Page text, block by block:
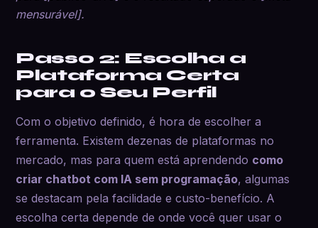
mensurável].
Passo 2: Escolha a
Plataforma Certa
para o Seu Perfil
Com o objetivo definido, é hora de escolher a
ferramenta. Existem dezenas de plataformas no
mercado, mas para quem está aprendendo como
criar chatbot com IA sem programação, algumas
se destacam pela facilidade e custo-benefício. A
escolha certa depende de onde você quer usar o